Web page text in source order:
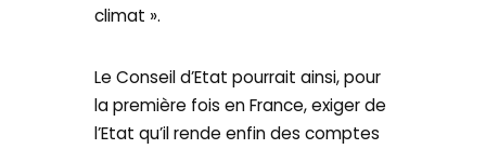
climat ».
Le Conseil d’Etat pourrait ainsi, pour
la première fois en France, exiger de
l’Etat qu’il rende enfin des comptes